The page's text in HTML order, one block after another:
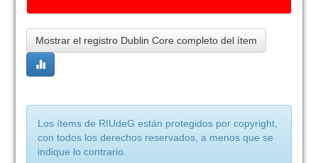
Mostrar el registro Dublin Core completo del ítem
Los ítems de RIUdeG están protegidos por copyright,
con todos los derechos reservados, a menos que se
indique lo contrario.